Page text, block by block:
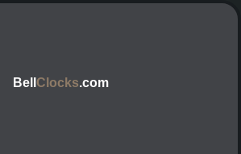
Bell Clocks.com